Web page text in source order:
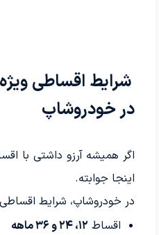
شرایط اقساطی
در خودروشاپ
اگر همیشه آرزو داشتی با
اینجا جوابته.
در خودروشاپ، شرایط
اقساط ۱۲، ۲۴ و ۳۶ ماهه